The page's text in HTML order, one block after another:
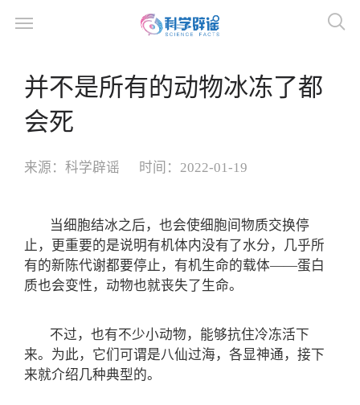
并不是所有的动物冰冻了都
会死
来源： 科学辟谣 时间： 2022-01-19
当细胞结冰之后，也会使细胞间物质交换停
止，更重要的是说明有机体内没有了水分，几乎所
有的新陈代谢都要停止，有机生命的载体——蛋白
质也会变性，动物也就丧失了生命。
不过，也有不少小动物，能够抗住冷冻活下
来。为此，它们可谓是八仙过海，各显神通，接下
来就介绍几种典型的。